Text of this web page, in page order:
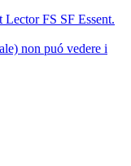
Lector FS SF Essent.
non puó vedere i